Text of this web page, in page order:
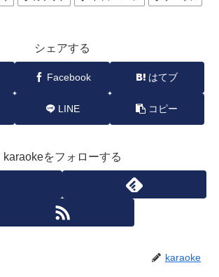
シェアする
Facebook はてブ
LINE コピー
karaokeをフォローする
karaoke